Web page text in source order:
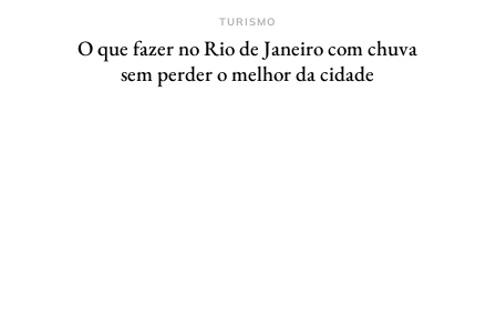
TURISMO
O que fazer no Rio de Janeiro com chuva
sem perder o melhor da cidade